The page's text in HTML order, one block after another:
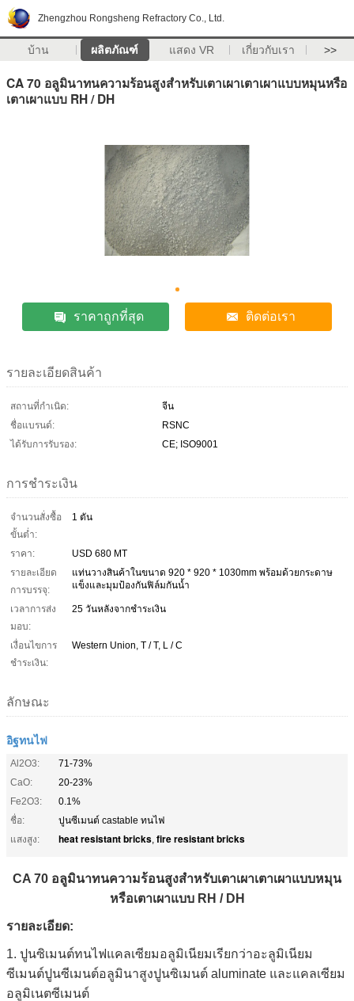
Zhengzhou Rongsheng Refractory Co., Ltd.
บ้าน ผลิตภัณฑ์ แสดง VR เกี่ยวกับเรา >>
CA 70 อลูมินาทนความร้อนสูงสำหรับเตาเผาเตาเผาแบบหมุนหรือ
เตาเผาแบบ RH / DH
ราคาถูกที่สุด ติดต่อเรา
รายละเอียดสินค้า
สถานที่กำเนิด:
จีน
ชื่อแบรนด์:
RSNC
ได้รับการรับรอง:
CE; ISO9001
การชำระเงิน
จำนวนสั่งซื้อ
ขั้นต่ำ:
1 ตัน
ราคา:
USD 680 MT
รายละเอียด
การบรรจุ:
แท่นวางสินค้าในขนาด 920 * 920 * 1030mm พร้อมด้วยกระดาษ
แข็งและมุมป้องกันฟิล์มกันน้ำ
เวลาการส่ง
มอบ:
25 วันหลังจากชำระเงิน
เงื่อนไขการ
ชำระเงิน:
Western Union, T / T, L / C
ลักษณะ
อิฐทนไฟ
Al2O3:
71-73%
CaO:
20-23%
Fe2O3:
0.1%
ชื่อ:
ปูนซีเมนต์ castable ทนไฟ
แสงสูง:
heat resistant bricks, fire resistant bricks
CA 70 อลูมินาทนความร้อนสูงสำหรับเตาเผาเตาเผาแบบหมุน
หรือเตาเผาแบบ RH / DH
รายละเอียด:
1. ปูนซิเมนต์ทนไฟแคลเซียมอลูมิเนียมเรียกว่าอะลูมิเนียม
ซีเมนต์ปูนซีเมนต์อลูมินาสูงปูนซิเมนต์ aluminate และแคลเซียม
อลูมิเนตซีเมนต์